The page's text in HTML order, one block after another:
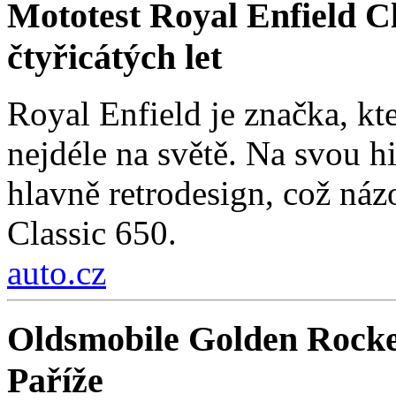
Mototest Royal Enfield
čtyřicátých let
Royal Enfield je značka,
nejdéle na světě. Na svou
hlavně retrodesign, což
Classic 650.
auto.cz
Oldsmobile Golden
Paříže